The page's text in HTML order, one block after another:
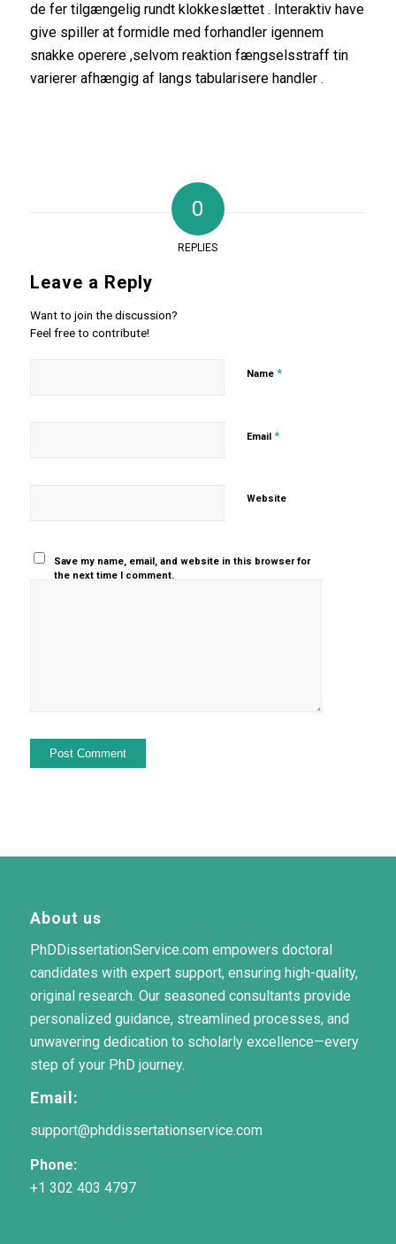
de fer tilgængelig rundt klokkeslættet . Interaktiv have
give spiller at formidle med forhandler igennem
snakke operere ,selvom reaktion fængselsstraff tin ​​
varierer afhængig af langs tabularisere handler .
0
REPLIES
Leave a Reply
Want to join the discussion?
Feel free to contribute!
Name *
Email *
Website
Save my name, email, and website in this browser for
the next time I comment.
About us
PhDDissertationService.com empowers doctoral
candidates with expert support, ensuring high-quality,
original research. Our seasoned consultants provide
personalized guidance, streamlined processes, and
unwavering dedication to scholarly excellence—every
step of your PhD journey.
Email:
support@phddissertationservice.com
Phone:
+1 302 403 4797